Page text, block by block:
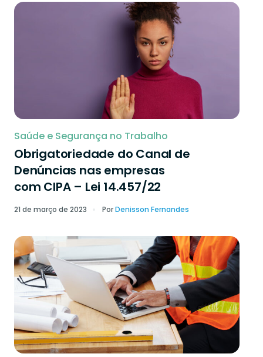
Saúde e Segurança no Trabalho
Obrigatoriedade do Canal de
Denúncias nas empresas
com CIPA – Lei 14.457/22
21 de março de 2023 PorDenisson Fernandes